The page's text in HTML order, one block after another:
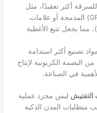
أكثر تعقيدًا، مثل
أنظمة تحديد المواقع الجغرافية (GPS) المدمجة أو علامات
التعريف بالترددات الراديوية (RFID)، مما يجعل تتبع الأغطية
تصنيع أكثر استدامة
من البصمة الكربونية لإنتاج
في الصناعة.
ليس مجرد عملية
متطلبات المدن الذكية